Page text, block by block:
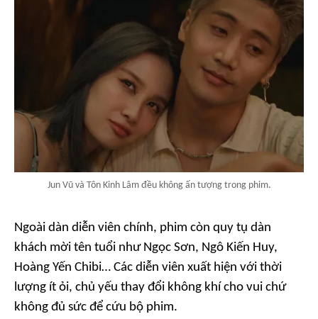
Jun Vũ và Tôn Kinh Lâm đều không ấn tượng trong phim.
Ngoài dàn diễn viên chính, phim còn quy tụ dàn
khách mời tên tuổi như Ngọc Sơn, Ngô Kiến Huy,
Hoàng Yến Chibi… Các diễn viên xuất hiện với thời
lượng ít ỏi, chủ yếu thay đổi không khí cho vui chứ
không đủ sức để cứu bộ phim.